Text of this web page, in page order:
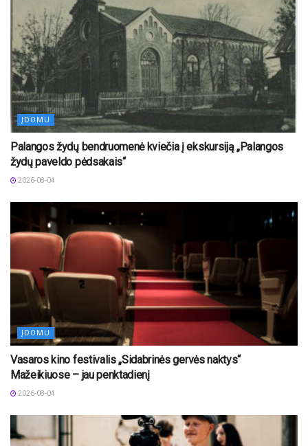
ĮDOMU
Palangos žydų bendruomenė kviečia į ekskursiją „Palangos
žydų paveldo pėdsakais“
2026-08-04
ĮDOMU
Vasaros kino festivalis „Sidabrinės gervės naktys“
Mažeikiuose – jau penktadienį
2026-08-04